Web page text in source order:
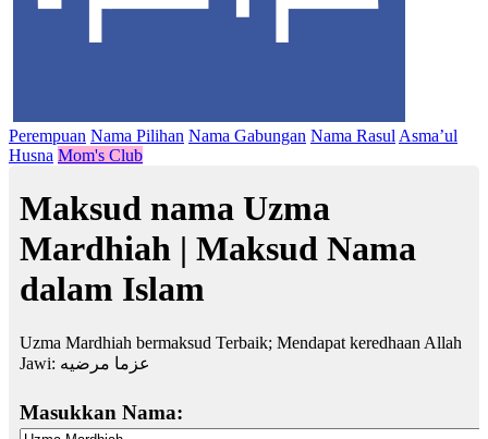
Perempuan Nama Pilihan Nama Gabungan Nama Rasul Asma’ul
Husna Mom's Club
Maksud nama Uzma
Mardhiah | Maksud Nama
dalam Islam
Uzma Mardhiah bermaksud Terbaik; Mendapat keredhaan Allah
Jawi: عزما مرضيه
Masukkan Nama: